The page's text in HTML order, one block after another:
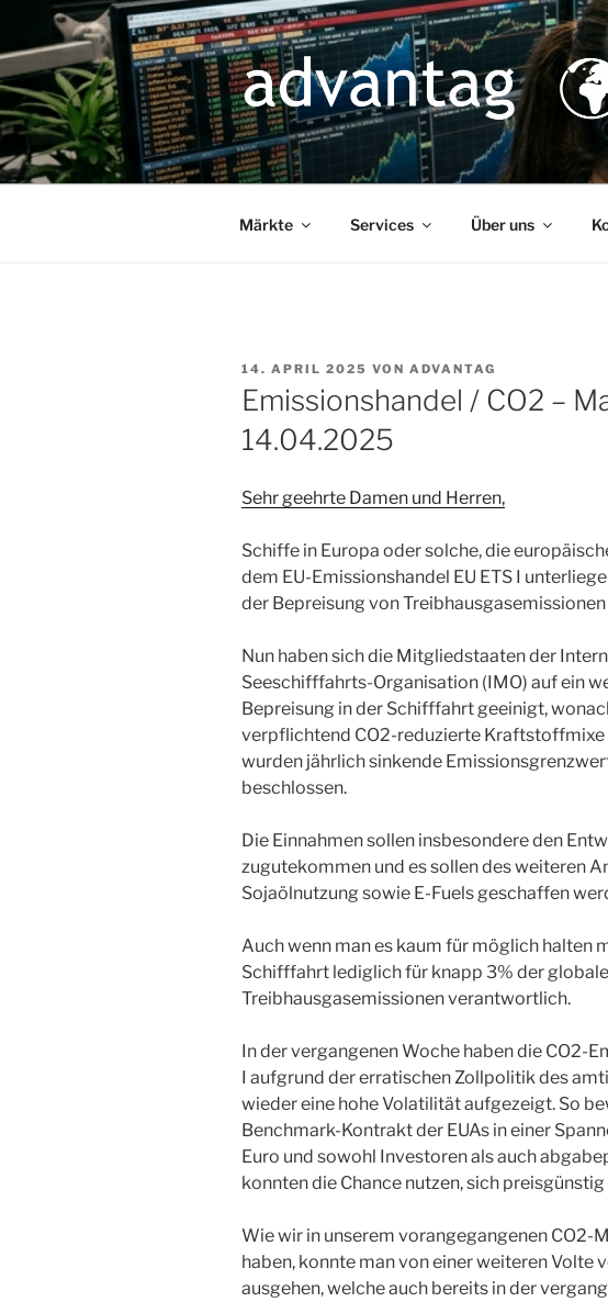
springen
Märkte Services Über uns
VERÖFFENTLICHT
AM
14. APRIL 2025 VON ADVANTAG
Emissionshandel / CO2 –
14.04.2025
Sehr geehrte Damen und Herren,
Schiffe in Europa oder solche, die
dem EU-Emissionshandel EU ETS I
der Bepreisung von
Nun haben sich die Mitgliedstaaten der
Seeschifffahrts-Organisation (IMO) auf ein
Bepreisung in der Schifffahrt geeinigt,
verpflichtend CO2-reduzierte Kraftstoffmixe
wurden jährlich sinkende
beschlossen.
Die Einnahmen sollen insbesondere den
zugutekommen und es sollen des weiteren
Sojaölnutzung sowie E-Fuels geschaffen
Auch wenn man es kaum für möglich halten
Schifffahrt lediglich für knapp 3% der
Treibhausgasemissionen verantwortlich.
In der vergangenen Woche haben die CO2-
I aufgrund der erratischen Zollpolitik des
wieder eine hohe Volatilität aufgezeigt. So
Benchmark-Kontrakt der EUAs in einer
Euro und sowohl Investoren als auch
konnten die Chance nutzen, sich
Wie wir in unserem vorangegangenen CO2-
haben, konnte man von einer weiteren Volte
ausgehen, welche auch bereits in der